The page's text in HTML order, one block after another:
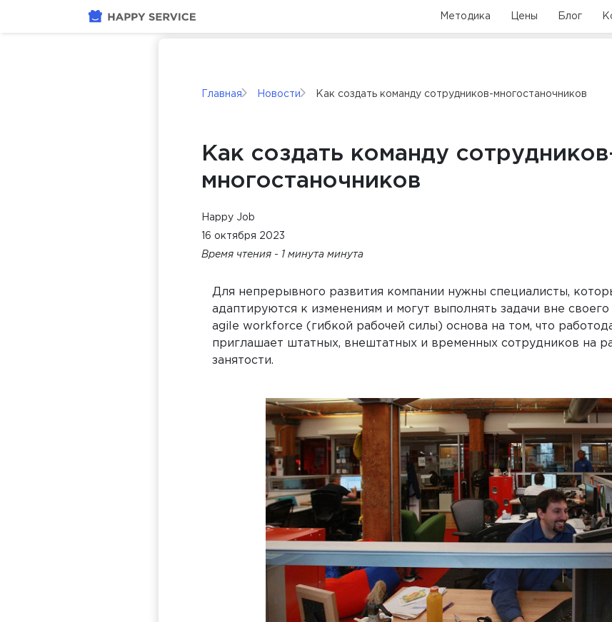
Методика Цены Блог
Главная Новости Как создать команду сотрудников-многостаночников
Как создать команду
многостаночников
Happy Job
16 октября 2023
Время чтения - 1 минута минута
Для непрерывного развития компании нужны специалисты,
адаптируются к изменениям и могут выполнять задачи вне
agile workforce (гибкой рабочей силы) основа на том, что
приглашает штатных, внештатных и временных сотрудников на
занятости.